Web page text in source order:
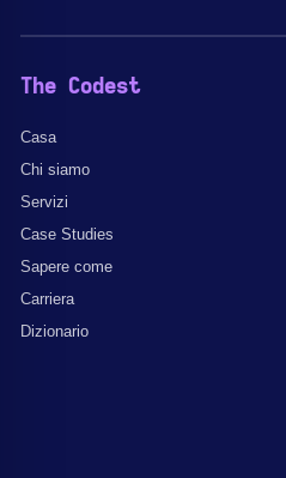
The Codest
Casa
Chi siamo
Servizi
Case Studies
Sapere come
Carriera
Dizionario